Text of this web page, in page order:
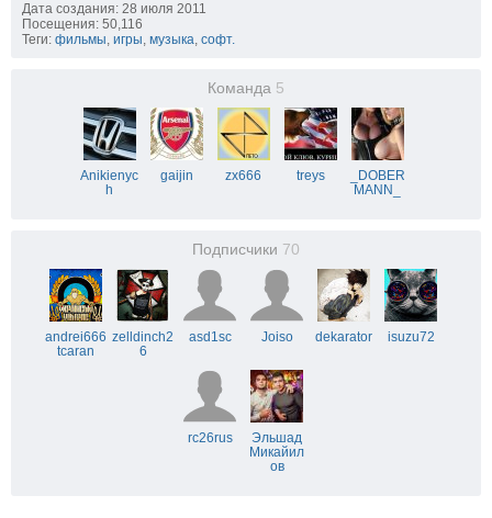
Дата создания: 28 июля 2011
Посещения: 50,116
Теги: фильмы, игры, музыка, софт.
Команда 5
Anikienyc
h
gaijin zx666 treys
_DOBER
MANN_
Подписчики 70
andrei666
tcaran
zelldinch2
6
asd1sc Joiso dekarator isuzu72
rc26rus
Эльшад
Микайил
ов